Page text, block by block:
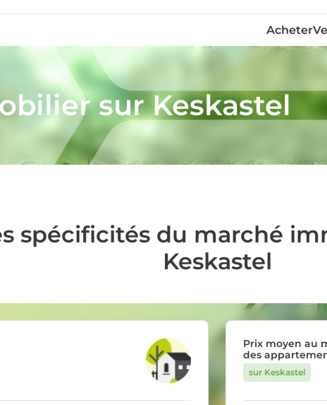
Acheter
sur Keskastel
spécificités du marché
Keskastel
Prix moyen au
des
sur Keskastel